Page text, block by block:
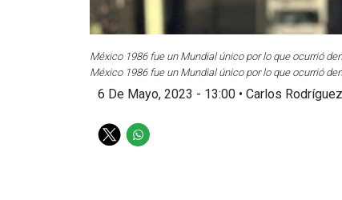
México 1986 fue un Mundial único por lo que ocurrió
México 1986 fue un Mundial único por lo que ocurrió
6 De Mayo, 2023 - 13:00 • Carlos
T
W